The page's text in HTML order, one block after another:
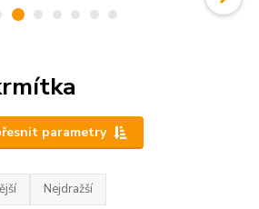
parametry
Nejdražší